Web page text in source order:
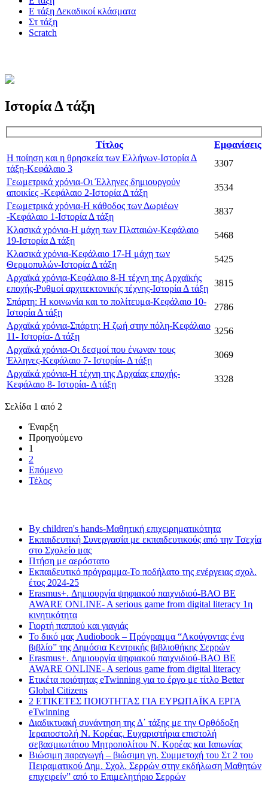
Ε τάξη Δεκαδικοί κλάσματα
Στ τάξη
Scratch
Ιστορία Δ τάξη
Τίτλος
Εμφανίσεις
Η ποίηση και η θρησκεία των Ελλήνων-Ιστορία Δ
τάξη-Κεφάλαιο 3
3307
Γεωμετρικά χρόνια-Οι Έλληνες δημιουργούν
αποικίες -Κεφάλαιο 2-Ιστορία Δ τάξη
3534
Γεωμετρικά χρόνια-Η κάθοδος των Δωριέων
-Κεφάλαιο 1-Ιστορία Δ τάξη
3837
Κλασικά χρόνια-Η μάχη των Πλαταιών-Κεφάλαιο
19-Ιστορία Δ τάξη
5468
Κλασικά χρόνια-Κεφάλαιο 17-Η μάχη των
Θερμοπυλών-Ιστορία Δ τάξη
5425
Αρχαϊκά χρόνια-Κεφάλαιο 8-Η τέχνη της Αρχαϊκής
εποχής-Ρυθμοί αρχιτεκτονικής τέχνης-Ιστορία Δ τάξη
3815
Σπάρτη: Η κοινωνία και το πολίτευμα-Κεφάλαιο 10-
Ιστορία Δ τάξη
2786
Αρχαϊκά χρόνια-Σπάρτη: Η ζωή στην πόλη-Κεφάλαιο
11- Ιστορία- Δ τάξη
3256
Αρχαϊκά χρόνια-Οι δεσμοί που ένωναν τους
Έλληνες-Κεφάλαιο 7- Ιστορία- Δ τάξη
3069
Αρχαϊκά χρόνια-Η τέχνη της Αρχαίας εποχής-
Κεφάλαιο 8- Ιστορία- Δ τάξη
3328
Σελίδα 1 από 2
Έναρξη
Προηγούμενο
1
2
Επόμενο
Τέλος
By children's hands-Μαθητική επιχειρηματικότητα
Εκπαιδευτική Συνεργασία με εκπαιδευτικούς από την Τσεχία
στο Σχολείο μας
Πτήση με αερόστατο
Εκπαιδευτικό πρόγραμμα-Το ποδήλατο της ενέργειας σχολ.
έτος 2024-25
Erasmus+. Δημιουργία ψηφιακού παιχνιδιού-ΒΑΟ BE
AWARE ONLINE- A serious game from digital literacy 1η
κινητικότητα
Γιορτή παππού και γιαγιάς
Το δικό μας Audiobook – Πρόγραμμα “Ακούγοντας ένα
βιβλίο” της Δημόσια Κεντρικής βιβλιοθήκης Σερρών
Erasmus+. Δημιουργία ψηφιακού παιχνιδιού-ΒΑΟ BE
AWARE ONLINE- A serious game from digital literacy
Ετικέτα ποιότητας eTwinning για το έργο με τίτλο Better
Global Citizens
2 ΕΤΙΚΕΤΕΣ ΠΟΙΟΤΗΤΑΣ ΓΙΑ ΕΥΡΩΠΑΪΚΑ ΕΡΓΑ
eTwinning
Διαδικτυακή συνάντηση της Δ΄ τάξης με την Ορθόδοξη
Ιεραποστολή Ν. Κορέας. Ευχαριστήρια επιστολή
σεβασμιωτάτου Μητροπολίτου Ν. Κορέας και Ιαπωνίας
Βιώσιμη παραγωγή – βιώσιμη γη. Συμμετοχή του Στ 2 του
Πειραματικού Δημ. Σχολ. Σερρών στην εκδήλωση Μαθητών
επιχειρείν” από το Επιμελητήριο Σερρών